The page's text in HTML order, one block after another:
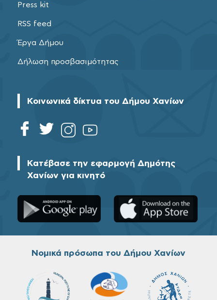
Press kit
RSS feed
Έργα Δήμου
Δήλωση προσβασιμότητας
Κοινωνικά δίκτυα του Δήμου Χανίων
Κατέβασε την εφαρμογή Δημότης
Χανίων για κινητό
Νομικά πρόσωπα του Δήμου Χανίων